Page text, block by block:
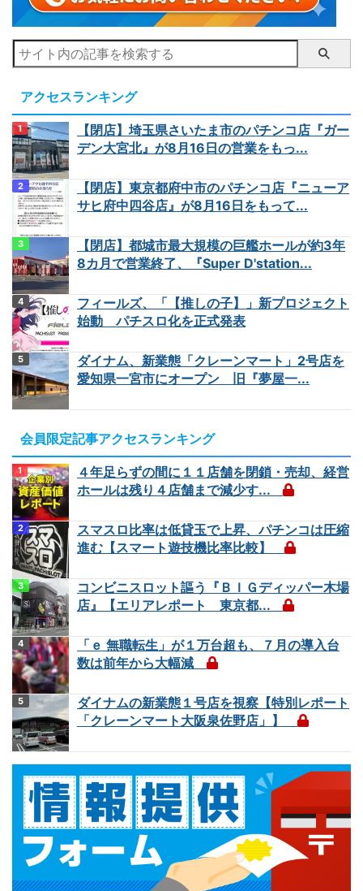
アクセスランキング
【閉店】埼玉県さいたま市のパチンコ店『ガー
デン大宮北』が8月16日の営業をもっ...
【閉店】東京都府中市のパチンコ店『ニューア
サヒ府中四谷店』が8月16日をもって...
【閉店】都城市最大規模の巨艦ホールが約3年
8カ月で営業終了、『Super D'station...
フィールズ、「【推しの子】」新プロジェクト
始動 パチスロ化を正式発表
ダイナム、新業態「クレーンマート」2号店を
愛知県一宮市にオープン 旧『夢屋一...
会員限定記事アクセスランキング
４年足らずの間に１１店舗を閉鎖・売却、経営
ホールは残り４店舗まで減少す...
スマスロ比率は低貸玉で上昇、パチンコは圧縮
進む【スマート遊技機比率比較】
コンビニスロット謳う『ＢＩＧディッパー木場
店』【エリアレポート 東京都...
「ｅ 無職転生」が１万台超も、７月の導入台
数は前年から大幅減
ダイナムの新業態１号店を視察【特別レポート
「クレーンマート大阪泉佐野店」】